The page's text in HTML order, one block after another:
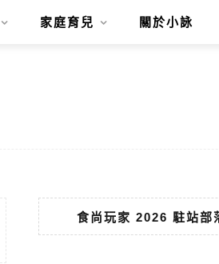
家庭育兒 關於小詠
食尚玩家 2026 駐站部